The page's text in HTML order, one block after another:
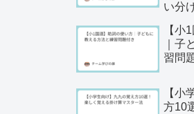
い分
【小
｜子
習問
【小
方10